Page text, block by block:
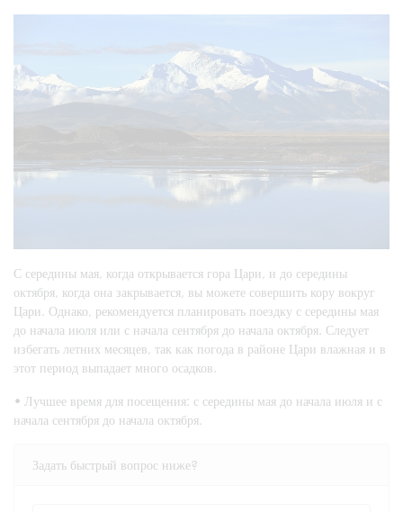
С середины мая, когда открывается гора Цари, и до середины
октября, когда она закрывается, вы можете совершить кору вокруг
Цари. Однако, рекомендуется планировать поездку с середины мая
до начала июля или с начала сентября до начала октября. Следует
избегать летних месяцев, так как погода в районе Цари влажная и в
этот период выпадает много осадков.
• Лучшее время для посещения: с середины мая до начала июля и с
начала сентября до начала октября.
Задать быстрый вопрос ниже?